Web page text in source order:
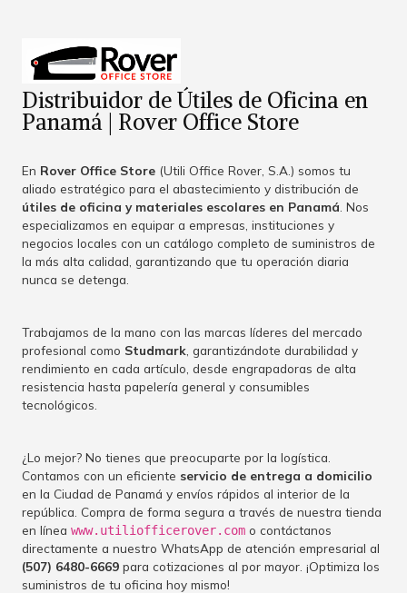
Distribuidor de Útiles de Oficina en
Panamá | Rover Office Store
En Rover Office Store (Utili Office Rover, S.A.) somos tu
aliado estratégico para el abastecimiento y distribución de
útiles de oficina y materiales escolares en Panamá . Nos
especializamos en equipar a empresas, instituciones y
negocios locales con un catálogo completo de suministros de
la más alta calidad, garantizando que tu operación diaria
nunca se detenga.
Trabajamos de la mano con las marcas líderes del mercado
profesional como Studmark , garantizándote durabilidad y
rendimiento en cada artículo, desde engrapadoras de alta
resistencia hasta papelería general y consumibles
tecnológicos.
¿Lo mejor? No tienes que preocuparte por la logística.
Contamos con un eficiente servicio de entrega a domicilio
en la Ciudad de Panamá y envíos rápidos al interior de la
república. Compra de forma segura a través de nuestra tienda
en línea www.utiliofficerover.com o contáctanos
directamente a nuestro WhatsApp de atención empresarial al
(507) 6480-6669 para cotizaciones al por mayor. ¡Optimiza los
suministros de tu oficina hoy mismo!